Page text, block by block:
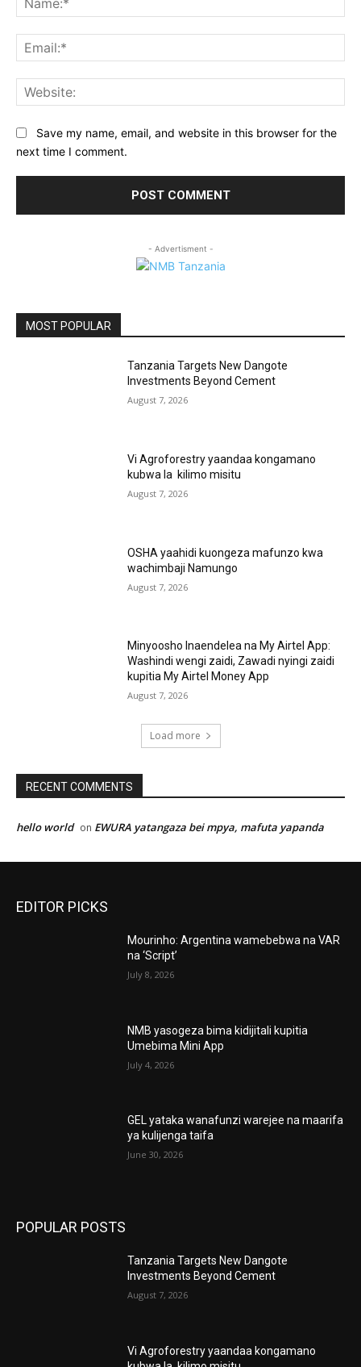
Save my name, email, and website in this browser for the
next time I comment.
- Advertisment -
MOST POPULAR
Tanzania Targets New Dangote
Investments Beyond Cement
August 7, 2026
Vi Agroforestry yaandaa kongamano
kubwa la kilimo misitu
August 7, 2026
OSHA yaahidi kuongeza mafunzo kwa
wachimbaji Namungo
August 7, 2026
Minyoosho Inaendelea na My Airtel App:
Washindi wengi zaidi, Zawadi nyingi zaidi
kupitia My Airtel Money App
August 7, 2026
Load more
RECENT COMMENTS
hello world on EWURA yatangaza bei mpya, mafuta yapanda
EDITOR PICKS
Mourinho: Argentina wamebebwa na VAR
na ‘Script’
July 8, 2026
NMB yasogeza bima kidijitali kupitia
Umebima Mini App
July 4, 2026
GEL yataka wanafunzi warejee na maarifa
ya kulijenga taifa
June 30, 2026
POPULAR POSTS
Tanzania Targets New Dangote
Investments Beyond Cement
August 7, 2026
Vi Agroforestry yaandaa kongamano